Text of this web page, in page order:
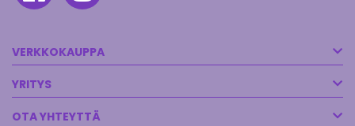
VERKKOKAUPPA
YRITYS
OTA YHTEYTTÄ